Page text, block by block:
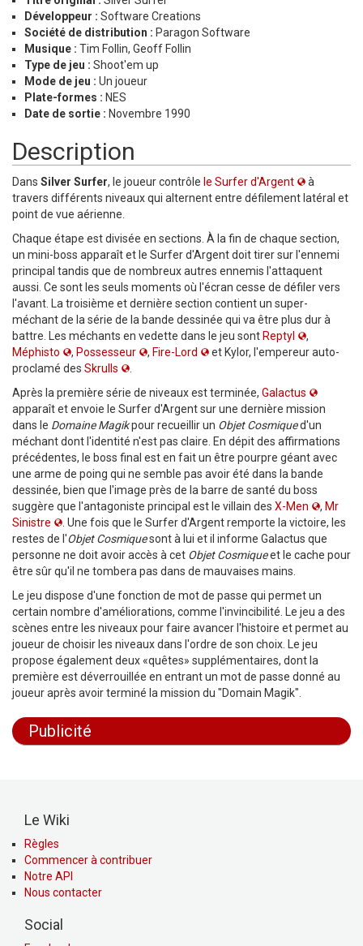
Développeur : Software Creations
Société de distribution : Paragon Software
Musique : Tim Follin, Geoff Follin
Type de jeu : Shoot'em up
Mode de jeu : Un joueur
Plate-formes : NES
Date de sortie : Novembre 1990
Description
Dans Silver Surfer, le joueur contrôle le Surfer d'Argent
à
travers différents niveaux qui alternent entre défilement latéral et
point de vue aérienne.
Chaque étape est divisée en sections. À la fin de chaque section,
un mini-boss apparaît et le Surfer d'Argent doit tirer sur l'ennemi
principal tandis que de nombreux autres ennemis l'attaquent
aussi. Ce sont les seuls moments où l'écran cesse de défiler vers
l'avant. La troisième et dernière section contient un super-
méchant de la série de la bande dessinée qui va être plus dur à
battre. Les méchants en vedette dans le jeu sontReptyl
,
Méphisto
, Possesseur , Fire-Lord
et Kylor, l'empereur auto-
proclamé des Skrulls
Après la première série de niveaux est terminée, Galactus
apparaît et envoie le Surfer d'Argent sur une dernière mission
dans le Domaine Magikpour recueillir un Objet Cosmiqued'un
méchant dont l'identité n'est pas claire. En dépit des affirmations
précédentes, le boss final est en fait un être pourpre géant avec
une arme de poing qui ne semble pas avoir été dans la bande
dessinée, bien que l'image près de la barre de santé du boss
suggère que l'antagoniste principal est le villain des X-Men , Mr
Sinistre
. Une fois que le Surfer d'Argent remporte la victoire, les
restes de l'Objet Cosmiquesont à lui et il informe Galactus que
personne ne doit avoir accès à cet Objet Cosmiqueet le cache pour
être sûr qu'il ne tombera pas dans de mauvaises mains.
Le jeu dispose d'une fonction de mot de passe qui permet un
certain nombre d'améliorations, comme l'invincibilité. Le jeu a des
scènes entre les niveaux pour faire avancer l'histoire et permet au
joueur de choisir les niveaux dans l'ordre de son choix. Le jeu
propose également deux «quêtes» supplémentaires, dont la
première est déverrouillée en entrant un mot de passe donné au
joueur après avoir terminé la mission du "Domain Magik".
Publicité
Le Wiki
Règles
Commencer à contribuer
Notre API
Nous contacter
Social